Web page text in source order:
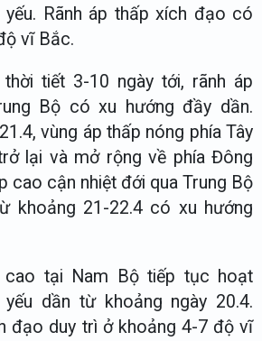
Rãnh áp thấp xích đạo có
vĩ Bắc.
tiết 3-10 ngày tới, rãnh áp
Bộ có xu hướng đầy dần.
vùng áp thấp nóng phía Tây
lại và mở rộng về phía Đông
cao cận nhiệt đới qua Trung Bộ
khoảng 21-22.4 có xu hướng
cao tại Nam Bộ tiếp tục hoạt
dần từ khoảng ngày 20.4.
đạo duy trì ở khoảng 4-7 độ vĩ